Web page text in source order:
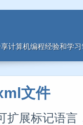
计算机编程经验和学
文件
扩展标记语